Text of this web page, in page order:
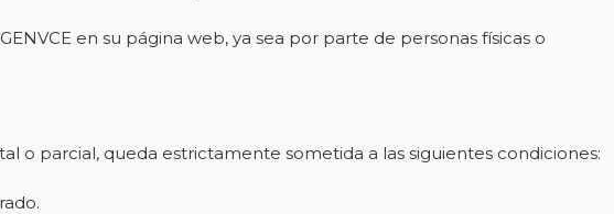
en su página web, ya sea por parte de personas físicas o
o parcial, queda estrictamente sometida a las siguientes condiciones: